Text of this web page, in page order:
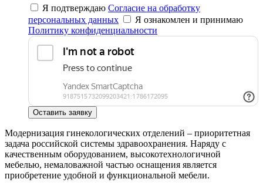
Я подтверждаю Согласие на обработку
персональных данных
Я ознакомлен и принимаю
Политику конфиденциальности
Оставить заявку
Модернизация гинекологических отделений – приоритетная
задача российской системы здравоохранения. Наряду с
качественным оборудованием, высокотехнологичной
мебелью, немаловажной частью оснащения является
приобретение удобной и функциональной мебели.